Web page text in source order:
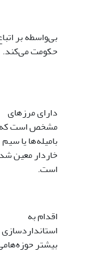
بى‌واسطه بر
حکومت مى‌کند.
داراى مرزهاى
مشخص است که
بامیله‌ها یا سیم
خاردار معین
است.
اقدام به
بیشتر